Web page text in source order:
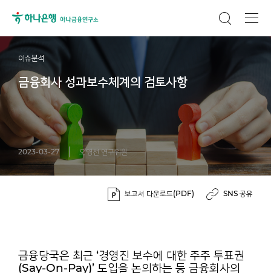
이슈분석
금융회사 성과보수체계의 검토사항
2023-03-27 오영선 연구위원
보고서 다운로드(PDF) SNS 공유
금융당국은 최근 ‘경영진 보수에 대한 주주 투표권
(Say-On-Pay)’ 도입을 논의하는 등 금융회사의